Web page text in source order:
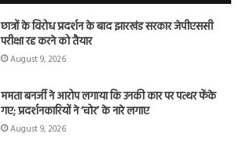
छात्रों के विरोध प्रदर्शन के बाद झारखंड सरकार जेपीएससी
परीक्षा रद्द करने को तैयार
August 9, 2026
ममता बनर्जी ने आरोप लगाया कि उनकी कार पर पत्थर फेंके
गए; प्रदर्शनकारियों ने ‘चोर’ के नारे लगाए
August 9, 2026